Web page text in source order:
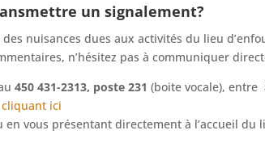
un signalement?
des nuisances dues aux activités du lieu
n’hésitez pas à communiquer
450 431-2313, poste 231 (boite vocale),
cliquant ici
en vous présentant directement à l’accueil du